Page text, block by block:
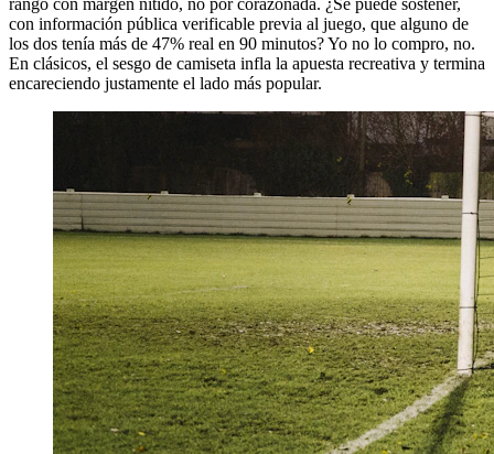
con información pública verificable previa al juego, que alguno de
los dos tenía más de 47% real en 90 minutos? Yo no lo compro, no.
En clásicos, el sesgo de camiseta infla la apuesta recreativa y termina
encareciendo justamente el lado más popular.